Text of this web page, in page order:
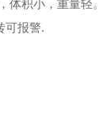
体积小，重量轻。
可报警.